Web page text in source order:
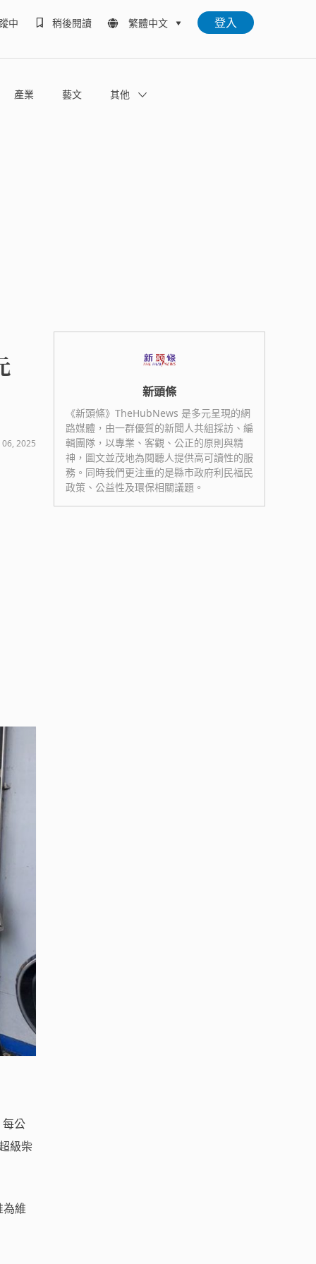
中 稍後閱讀 繁體中文 登入
產業 藝文 其他
06, 2025
公
級柴
維
新頭條
《新頭條》TheHubNews 是多元呈現的網
路媒體，由一群優質的新聞人共組採訪、編
輯團隊，以專業、客觀、公正的原則與精
神，圖文並茂地為閱聽人提供高可讀性的服
務。同時我們更注重的是縣市政府利民福民
政策、公益性及環保相關議題。